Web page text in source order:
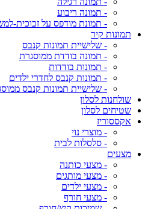
- תמונה ריבוע
- תמונת מודפס על זכוכית-
תמונות קיר
- שלישיית תמונות קנבס
- תמונה בודדת ממוסגרת
- תמונות בודדות
- תמונות קנבס לחדרי ילדים
- שלישיית תמונות קנבס
שולחנות לסלון
שטיחים לסלון
אקססוריז
- מוצרי נוי
- סלסלות לבית
מצעים
- מצעי כותנה
- מצעי מותגים
- מצעי ילדים
- מצעי חורף